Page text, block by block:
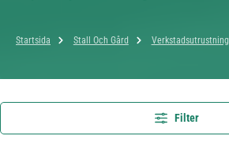
Startsida Stall Och Gård Verkstadsutrustning
Filter